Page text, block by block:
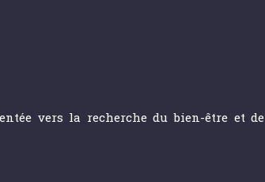
vers la recherche du bien-être et